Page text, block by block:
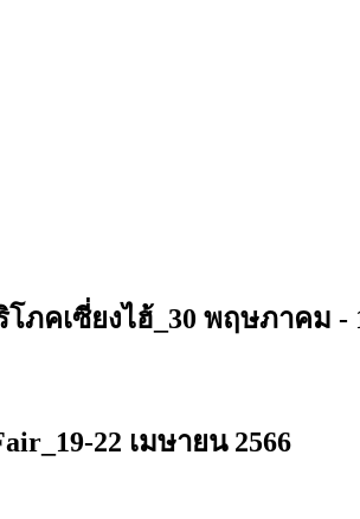
คเซี่ยงไฮ้_30 พฤษภาคม -
22 เมษายน 2566